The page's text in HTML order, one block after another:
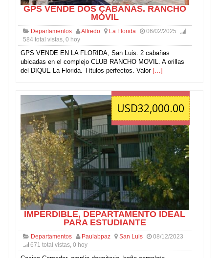
GPS VENDE DOS CABAÑAS. RANCHO
MÓVIL
Departamentos Alfredo La Florida
06/02/2025
584 total vistas, 0 hoy
GPS VENDE EN LA FLORIDA, San Luis. 2 cabañas
ubicadas en el complejo CLUB RANCHO MOVIL. A orillas
del DIQUE La Florida. Títulos perfectos. Valor […]
USD32,000.00
IMPERDIBLE, DEPARTAMENTO IDEAL
PARA ESTUDIANTE
Departamentos Paulabpaz San Luis
08/12/2023
671 total vistas, 0 hoy